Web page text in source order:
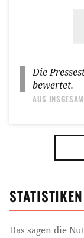
Die
bewertet.
AUS
STATISTIKEN
Das sagen die